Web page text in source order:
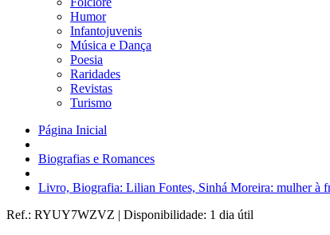
Humor
Infantojuvenis
Música e Dança
Poesia
Raridades
Revistas
Turismo
Página Inicial
Biografias e Romances
Livro, Biografia: Lilian Fontes, Sinhá Moreira: mulher à
Ref.: RYUY7WZVZ | Disponibilidade: 1 dia útil